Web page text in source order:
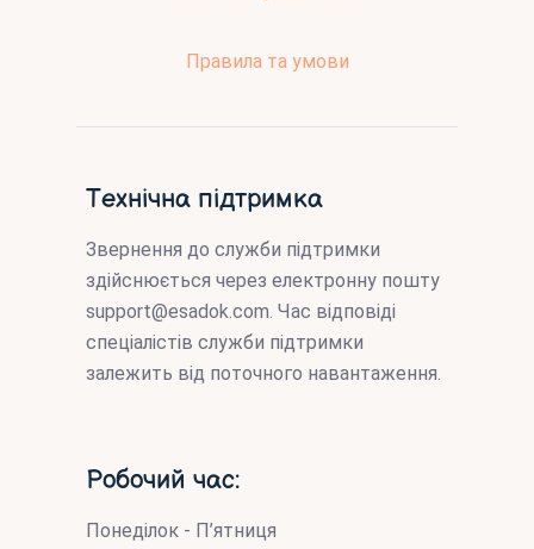
Правила та умови
Технічна підтримка
Звернення до служби підтримки
здійснюється через електронну пошту
support@esadok.com. Час відповіді
спеціалістів служби підтримки
залежить від поточного навантаження.
Робочий час:
Понеділок - П’ятниця